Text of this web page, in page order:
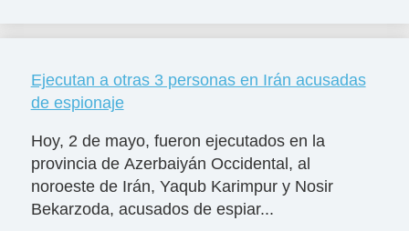
Ejecutan a otras 3 personas en Irán acusadas
de espionaje
Hoy, 2 de mayo, fueron ejecutados en la
provincia de Azerbaiyán Occidental, al
noroeste de Irán, Yaqub Karimpur y Nosir
Bekarzoda, acusados de espiar...